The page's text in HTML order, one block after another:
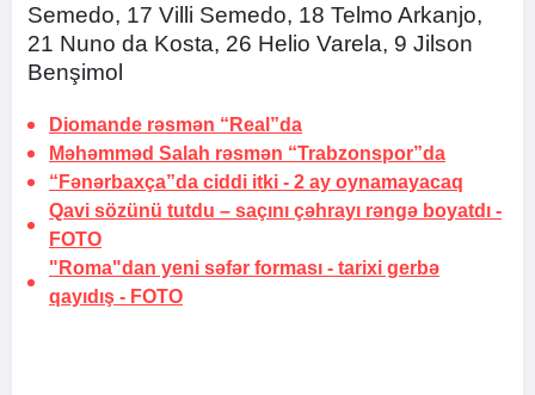
Semedo, 17 Villi Semedo, 18 Telmo Arkanjo,
21 Nuno da Kosta, 26 Helio Varela, 9 Jilson
Benşimol
Diomande rəsmən “Real”da
Məhəmməd Salah rəsmən “Trabzonspor”da
“Fənərbaxça”da ciddi itki - 2 ay oynamayacaq
Qavi sözünü tutdu – saçını çəhrayı rəngə boyatdı -
FOTO
"Roma"dan yeni səfər forması - tarixi gerbə
qayıdış - FOTO